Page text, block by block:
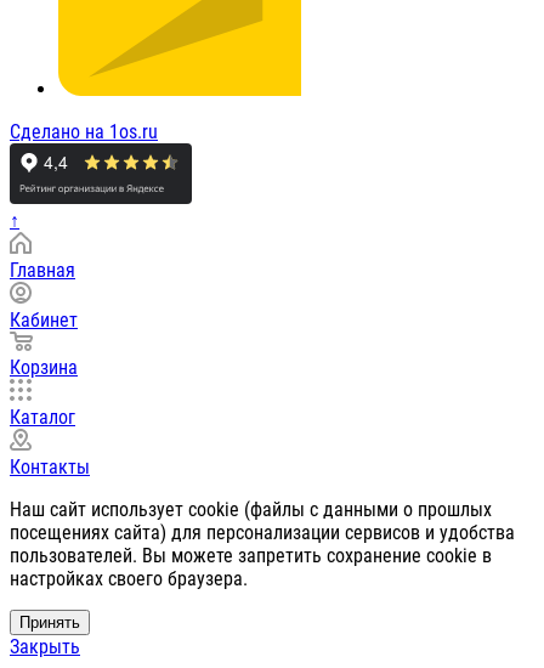
Сделано на 1os.ru
↑
Главная
Кабинет
Корзина
Каталог
Контакты
Наш сайт использует cookie (файлы с данными о прошлых
посещениях сайта) для персонализации сервисов и удобства
пользователей. Вы можете запретить сохранение cookie в
настройках своего браузера.
Принять
Закрыть